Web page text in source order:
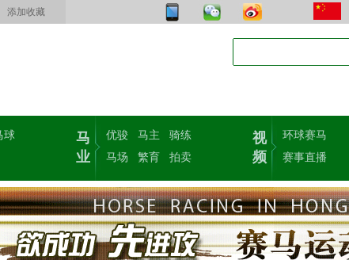
添加收藏
球
马
业
优骏 马主
骑练
马场
繁育 拍卖
视
频
环球赛马
赛事直播